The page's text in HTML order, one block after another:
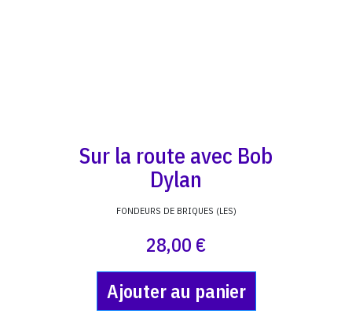
Sur la route avec Bob
Dylan
FONDEURS DE BRIQUES (LES)
28,00 €
Ajouter au panier